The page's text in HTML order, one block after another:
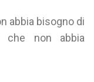
abbia bisogno di
che non abbia